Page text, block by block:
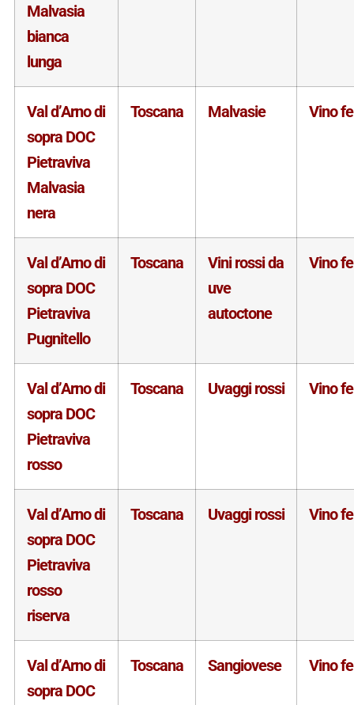
Malvasia
bianca
lunga
Val d’Arno di
sopra DOC
Pietraviva
Malvasia
nera
Toscana Malvasie Vino
Val d’Arno di
sopra DOC
Pietraviva
Pugnitello
Toscana
Vini rossi da
uve
autoctone
Vino
Val d’Arno di
sopra DOC
Pietraviva
rosso
Toscana Uvaggi rossi Vino
Val d’Arno di
sopra DOC
Pietraviva
rosso
riserva
Toscana Uvaggi rossi Vino
Val d’Arno di
sopra DOC
Toscana Sangiovese Vino